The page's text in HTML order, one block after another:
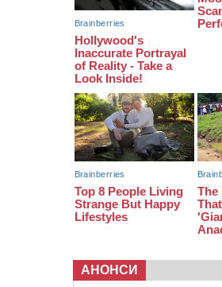
закликала до
України
12:50 “Як сказати
загинув?”: для
Черкащини
12:14 На Золотоніщині
добу гасять
АНОНСИ